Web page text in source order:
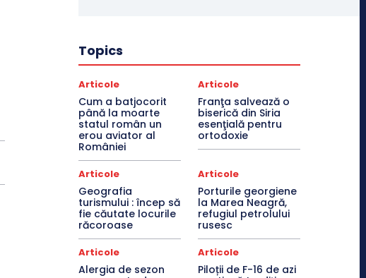
Topics
Articole
Cum a batjocorit
până la moarte
statul român un
erou aviator al
României
Articole
Franţa salvează o
biserică din Siria
esenţială pentru
ortodoxie
Articole
Geografia
turismului : încep să
fie căutate locurile
răcoroase
Articole
Porturile georgiene
la Marea Neagră,
refugiul petrolului
rusesc
Articole
Alergia de sezon
Articole
Piloții de F-16 de azi